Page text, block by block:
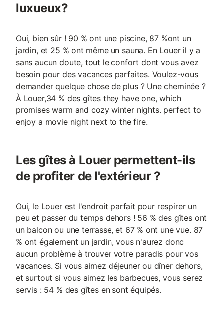
luxueux?
Oui, bien sûr ! 90 % ont une piscine, 87 %ont un
jardin, et 25 % ont même un sauna. En Louer il y a
sans aucun doute, tout le confort dont vous avez
besoin pour des vacances parfaites. Voulez-vous
demander quelque chose de plus ? Une cheminée ?
À Louer,34 % des gîtes they have one, which
promises warm and cozy winter nights. perfect to
enjoy a movie night next to the fire.
Les gîtes à Louer permettent-ils
de profiter de l'extérieur ?
Oui, le Louer est l'endroit parfait pour respirer un
peu et passer du temps dehors ! 56 % des gîtes ont
un balcon ou une terrasse, et 67 % ont une vue. 87
% ont également un jardin, vous n'aurez donc
aucun problème à trouver votre paradis pour vos
vacances. Si vous aimez déjeuner ou dîner dehors,
et surtout si vous aimez les barbecues, vous serez
servis : 54 % des gîtes en sont équipés.